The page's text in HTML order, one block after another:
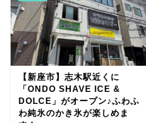
【新座市】志木駅近くに
「ONDO SHAVE ICE &
DOLCE」がオープン♪ふわふ
わ純氷のかき氷が楽しめま